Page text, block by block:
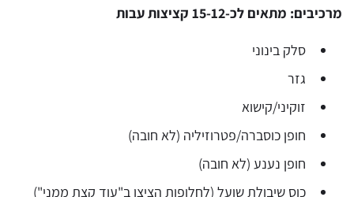
מרכיבים: מתאים לכ-15-12 קציצות עבות
סלק בינוני
גזר
זוקיני/קישוא
חופן כוסברה/פטרוזיליה (לא חובה)
חופן נענע (לא חובה)
כוס שיבולת שועל (לחלופות הציצו ב"עוד קצת ממני")